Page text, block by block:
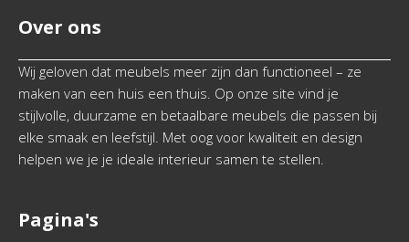
Over ons
Wij geloven dat meubels meer zijn dan functioneel – ze
maken van een huis een thuis. Op onze site vind je
stijlvolle, duurzame en betaalbare meubels die passen bij
elke smaak en leefstijl. Met oog voor kwaliteit en design
helpen we je je ideale interieur samen te stellen.
Pagina's